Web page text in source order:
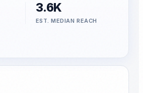
3.6K
EST. MEDIAN REACH